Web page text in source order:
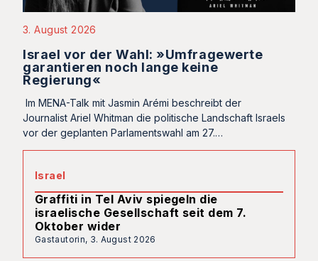
3. August 2026
Israel vor der Wahl: »Umfragewerte
garantieren noch lange keine
Regierung«
Im MENA-Talk mit Jasmin Arémi beschreibt der
Journalist Ariel Whitman die politische Landschaft Israels
vor der geplanten Parlamentswahl am 27.…
Israel
Graffiti in Tel Aviv spiegeln die
israelische Gesellschaft seit dem 7.
Oktober wider
Gastautorin, 3. August 2026